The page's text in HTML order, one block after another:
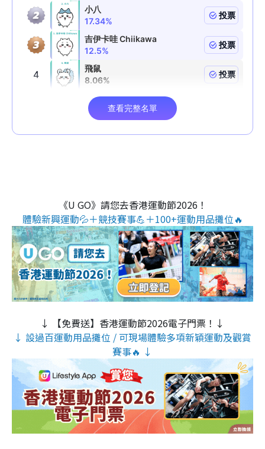
《U GO》請您去香港運動節2026！
體驗新興運動💦＋競技賽事💪＋100+運動用品攤位🔥
↓ 【免費送】香港運動節2026電子門票！↓
↓ 設過百運動用品攤位 / 可現場體驗多項新穎運動及觀賞
賽事🔥 ↓